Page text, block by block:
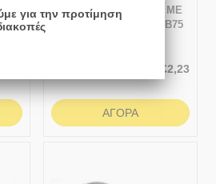
ΜΟΥΦΕΣ ΣΥΝΔΕΣΗΣ ΜΕ
ΑΓΚΙΣΤΡΑ Φ75 TMSUB75
€2,23
ΑΓΟΡΆ
για την προτίμηση